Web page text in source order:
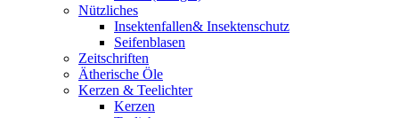
Nützliches
Insektenfallen& Insektenschutz
Seifenblasen
Zeitschriften
Ätherische Öle
Kerzen & Teelichter
Kerzen